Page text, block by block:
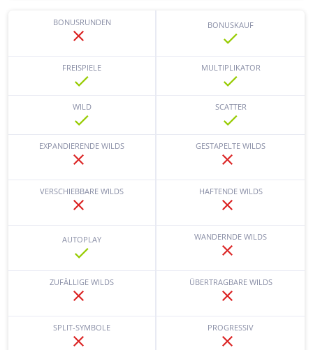
BONUSRUNDEN BONUSKAUF
FREISPIELE MULTIPLIKATOR
WILD SCATTER
EXPANDIERENDE WILDS GESTAPELTE WILDS
VERSCHIEBBARE WILDS HAFTENDE WILDS
AUTOPLAY WANDERNDE WILDS
ZUFÄLLIGE WILDS ÜBERTRAGBARE WILDS
SPLIT-SYMBOLE PROGRESSIV